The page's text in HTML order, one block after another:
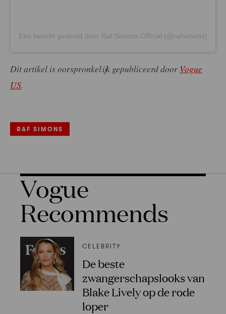
Een bericht gedeeld door Raf Simons Official (@rafsimons)
Dit artikel is oorspronkelijk gepubliceerd door Vogue
US.
RAF SIMONS
Vogue
Recommends
CELEBRITY
De beste
zwangerschapslooks van
Blake Lively op de rode
loper